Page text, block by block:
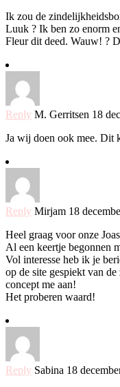
Ik zou de
Luuk ? Ik ben zo enorm
Fleur dit deed. Wauw! ?
Reply M. Gerritsen 18
Ja wij doen ook mee. Dit
Reply Mirjam 18
Heel graag voor onze
Al een keertje begonnen
Vol interesse heb ik je
op de site gespiekt van
concept me aan!
Het proberen waard!
Reply Sabina 18